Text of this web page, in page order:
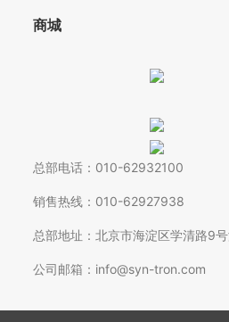
商城
总部电话：010-62932100
销售热线：010-62927938
总部地址：北京市海淀区学清路9
公司邮箱：info@syn-tron.com